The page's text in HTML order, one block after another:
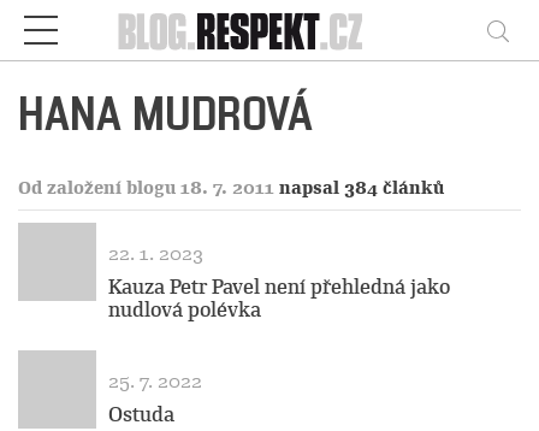
Respekt
HANA MUDROVÁ
Od založení blogu 18. 7. 2011 napsal 384 článků
22. 1. 2023
Kauza Petr Pavel není přehledná jako
nudlová polévka
25. 7. 2022
Ostuda